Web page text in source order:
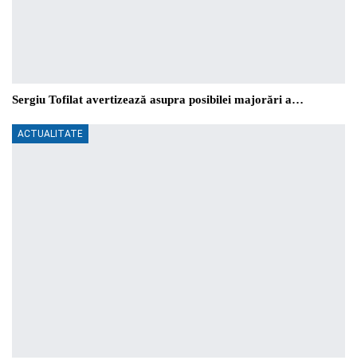
Sergiu Tofilat avertizează asupra posibilei majorări a…
ACTUALITATE